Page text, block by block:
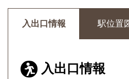
入出口情報 駅位置
入出口情報